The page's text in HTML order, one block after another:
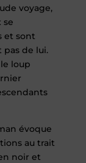
voyage,
se
et sont
pas de lui.
loup
évoque
au trait
noir et